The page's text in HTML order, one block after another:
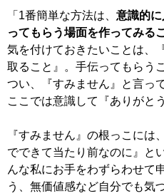
「1番簡単な方法は、 意識的
ってもらう場面を作ってみる
気を付けておきたいことは、
取ること』。手伝ってもらう
つい、『すみません』と言っ
ここでは意識して『ありがと
『すみません』の根っこには
でできて当たり前なのに』と
んな私にお手をわずらわせて
う、無価値感など自分でも気